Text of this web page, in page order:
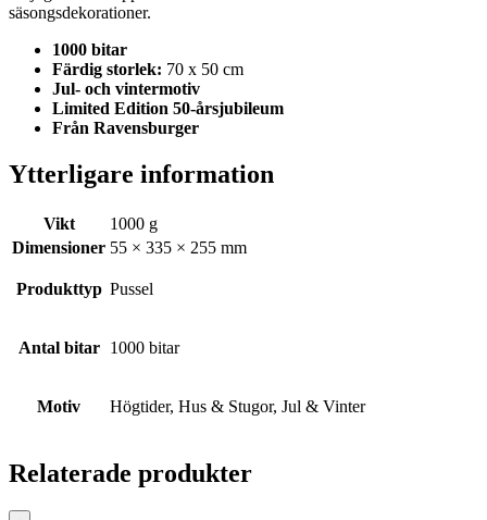
säsongsdekorationer.
1000 bitar
Färdig storlek: 70 x 50 cm
Jul- och vintermotiv
Limited Edition 50-årsjubileum
Från Ravensburger
Ytterligare information
Vikt
1000 g
Dimensioner 55 × 335 × 255 mm
Produkttyp Pussel
Antal bitar 1000 bitar
Motiv Högtider, Hus & Stugor, Jul & Vinter
Relaterade produkter